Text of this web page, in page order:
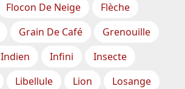
Flocon De Neige
Flèche
Grain De Café
Grenouille
Infini
Insecte
Libellule Lion
Losange